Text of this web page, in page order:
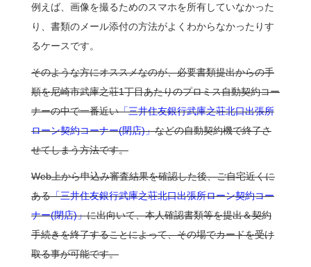
例えば、画像を撮るためのスマホを所有していなかった
り、書類のメール添付の方法がよくわからなかったりす
るケースです。
そのような方にオススメなのが、必要書類提出からの手
順を尼崎市武庫之荘1丁目あたりのプロミス自動契約コー
ナーの中で一番近い「三井住友銀行武庫之荘北口出張所
ローン契約コーナー(閉店)」などの自動契約機で終了さ
せてしまう方法です。
Web上から申込み審査結果を確認した後、ご自宅近くに
ある「三井住友銀行武庫之荘北口出張所ローン契約コー
ナー(閉店)」に出向いて、本人確認書類等を提出＆契約
手続きを終了することによって、その場でカードを受け
取る事が可能です。